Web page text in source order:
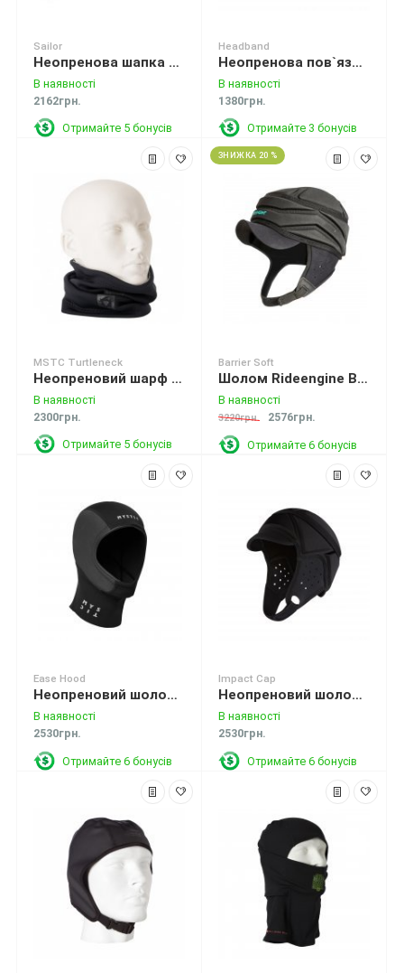
Sailor
Неопренова шапка Sailor Neoprene Riding Beanie
В наявності
2162грн.
Отримайте 5 бонусів
Headband
Неопренова пов`язка Mystic Adjustable Headband Grey
В наявності
1380грн.
Отримайте 3 бонусів
MSTC Turtleneck
Неопреновий шарф MSTC Turtleneck 2mm Black
В наявності
2300грн.
Отримайте 5 бонусів
ЗНИЖКА 20 %
Barrier Soft
Шолом Rideengine Barrier Soft Helmet Black
В наявності
3220грн. 2576грн.
Отримайте 6 бонусів
Ease Hood
Неопреновий шолом Mystic Ease Hood 2mm Black
В наявності
2530грн.
Отримайте 6 бонусів
Impact Cap
Неопреновий шолом Mystic Polar Helmet Lining
В наявності
2530грн.
Отримайте 6 бонусів